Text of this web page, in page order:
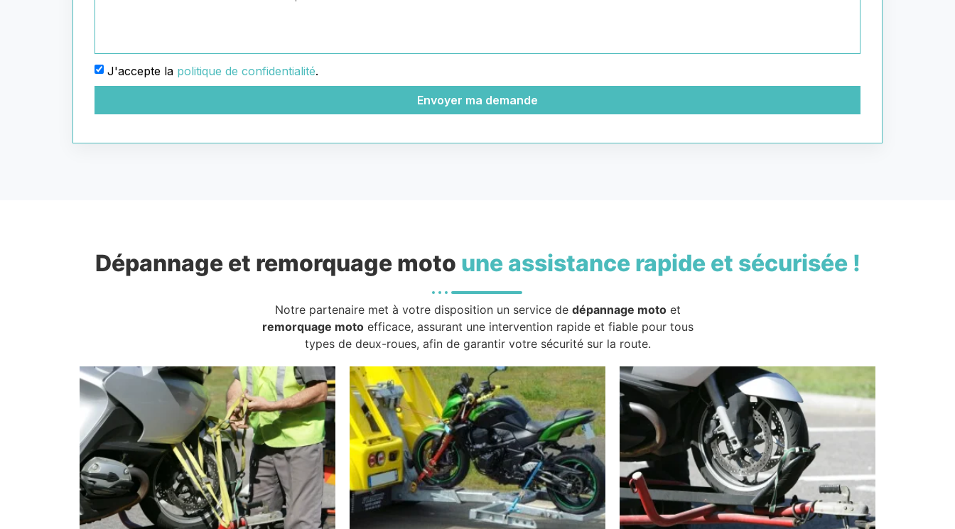
J'accepte la politique de confidentialité.
Envoyer ma demande
Dépannage et remorquage moto une assistance rapide et sécurisée !
Notre partenaire met à votre disposition un service de dépannage motoet
remorquage motoefficace, assurant une intervention rapide et fiable pour tous
types de deux-roues, afin de garantir votre sécurité sur la route.